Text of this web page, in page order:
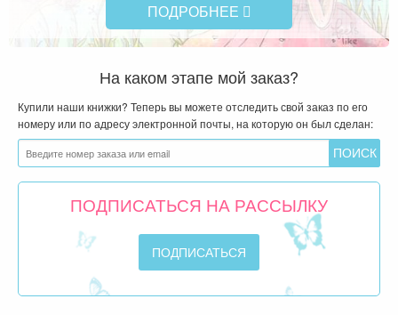
ПОДРОБНЕЕ
На каком этапе мой заказ?
Купили наши книжки? Теперь вы можете отследить свой заказ по его
номеру или по адресу электронной почты, на которую он был сделан:
ПОДПИСАТЬСЯ НА РАССЫЛКУ